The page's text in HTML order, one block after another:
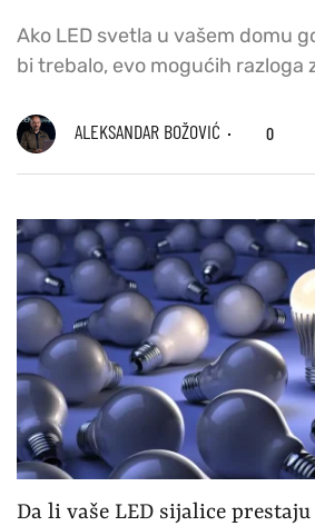
Ako LED svetla u vašem domu
bi trebalo, evo mogućih razloga
ALEKSANDAR BOŽOVIĆ 0
Da li vaše LED sijalice